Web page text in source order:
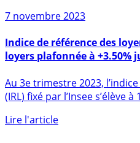
7 novembre 2023
loyers plafonnée à +3.50%
Au 3e trimestre 2023,
(IRL) fixé par l’Insee s’élève à